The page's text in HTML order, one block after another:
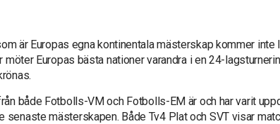
är Europas egna kontinentala mästerskap kommer inte
möter Europas bästa nationer varandra i en 24-
både Fotbolls-VM och Fotbolls-EM är och har varit
senaste mästerskapen. Både Tv4 Plat och SVT visar